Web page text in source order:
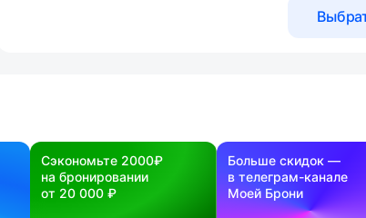
Сэкономьте 2000₽
на бронировании
от 20 000 ₽
Больше скидок —
в телеграм-канале
Моей Брони